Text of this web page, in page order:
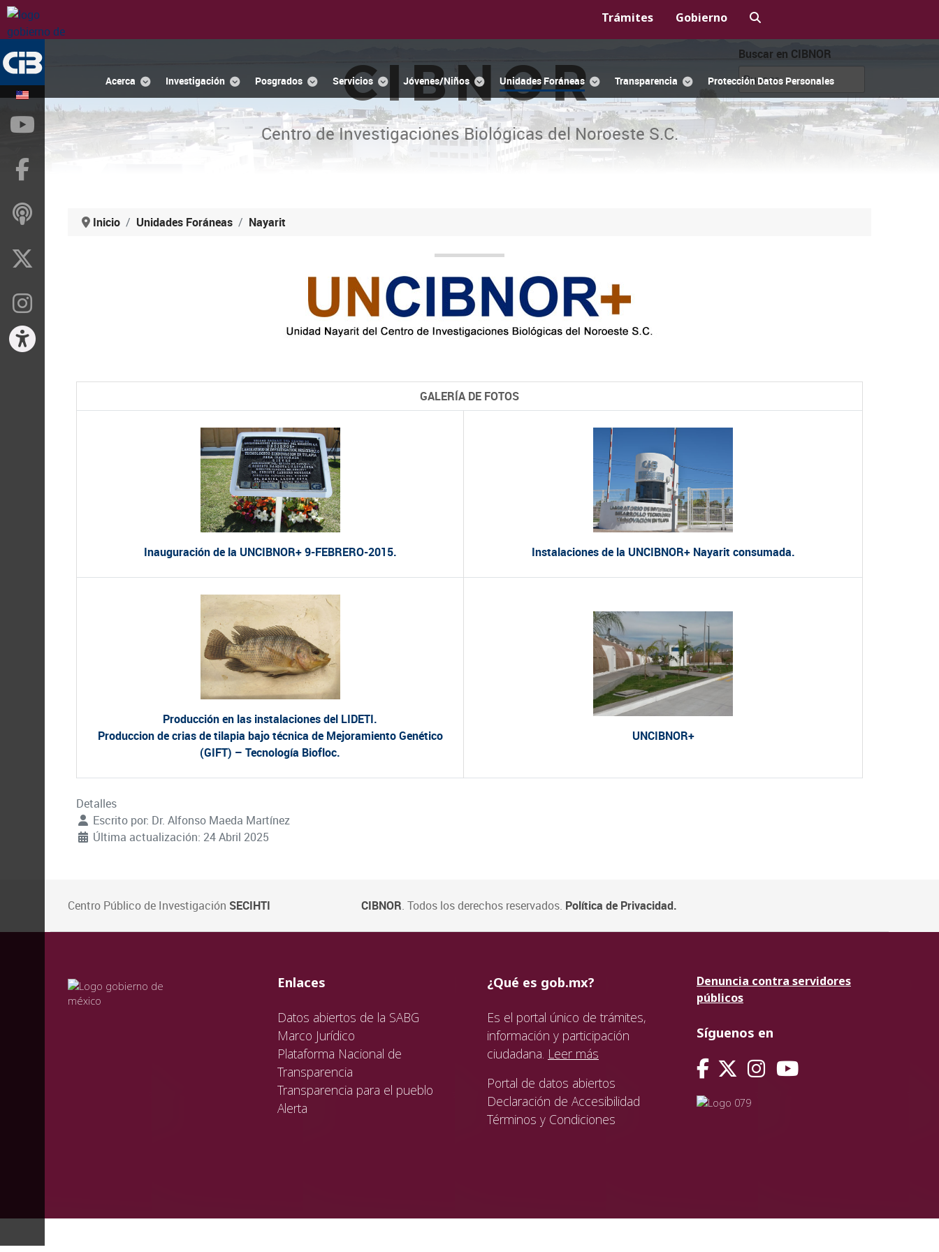
Trámites Gobierno
Acerca Investigación Posgrados Servicios Jóvenes/Niños Unidades Foráneas Transparencia Protección Datos Personales
CIBNOR
Centro de Investigaciones Biológicas del Noroeste S.C.
Buscar en CIBNOR
Inicio Unidades Foráneas Nayarit
GALERÍA DE FOTOS
Inauguración de la UNCIBNOR+ 9-FEBRERO-2015. Instalaciones de la UNCIBNOR+ Nayarit consumada.
Producción en las instalaciones del LIDETI.
Produccion de crias de tilapia bajo técnica de Mejoramiento Genético
(GIFT) – Tecnología Biofloc.
UNCIBNOR+
Detalles
Escrito por: Dr. Alfonso Maeda Martínez
Última actualización: 24 Abril 2025
Centro Público de Investigación SECIHTI CIBNOR. Todos los derechos reservados. Política de Privacidad.
valida
valida
valida
Enlaces
Datos abiertos de la SABG
Marco Jurídico
Plataforma Nacional de
Transparencia
Transparencia para el pueblo
Alerta
¿Qué es gob.mx?
Es el portal único de trámites,
información y participación
ciudadana. Leer más
Portal de datos abiertos
Declaración de Accesibilidad
Términos y Condiciones
Denuncia contra servidores
públicos
Síguenos en
YouTube
ivoox
Instragram